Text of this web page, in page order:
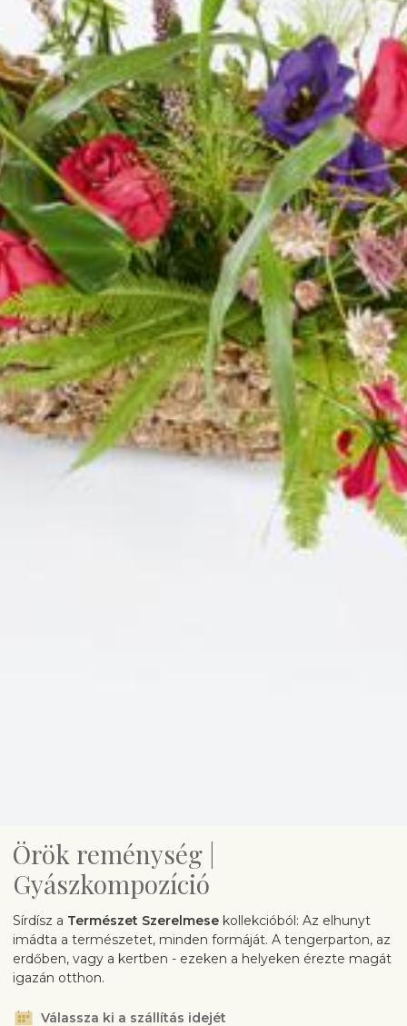
Örök reménység |
Gyászkompozíció
Sírdísz a Természet Szerelmese kollekcióból: Az elhunyt
imádta a természetet, minden formáját. A tengerparton, az
erdőben, vagy a kertben - ezeken a helyeken érezte magát
igazán otthon.
Válassza ki a szállítás idejét